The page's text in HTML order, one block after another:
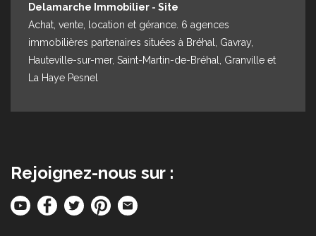
Delamarche Immobilier - Site
Achat, vente, location et gérance. 6 agences
immobilières partenaires situées à Bréhal, Gavray,
Hauteville-sur-mer, Saint-Martin-de-Bréhal, Granville et
La Haye Pesnel
Rejoignez-nous sur :